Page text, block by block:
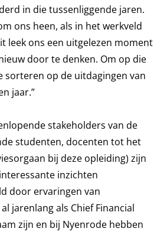
in die tussenliggende jaren.
ons heen, als in het werkveld
leek ons een uitgelezen moment
door te denken. Om op die
sorteren op de uitdagingen van
jaar.”
stakeholders van de
studenten, docenten tot het
bij deze opleiding) zijn
inzichten
door ervaringen van
jarenlang als Chief Financial
zijn en bij Nyenrode hebben